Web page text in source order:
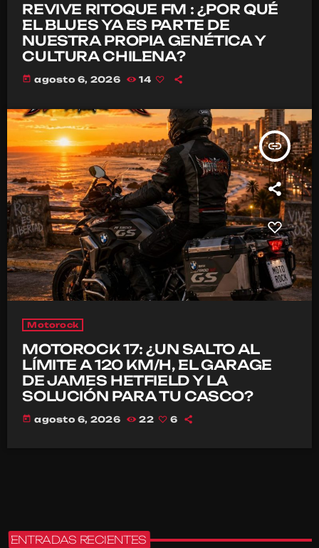
REVIVE RITOQUE FM : ¿POR QUÉ
EL BLUES YA ES PARTE DE
NUESTRA PROPIA GENÉTICA Y
CULTURA CHILENA?
today agosto 6, 2026 14
insert_link
Motorock
MOTOROCK 17: ¿UN SALTO AL
LÍMITE A 120 KM/H, EL GARAGE
DE JAMES HETFIELD Y LA
SOLUCIÓN PARA TU CASCO?
today agosto 6, 2026 22 6
ENTRADAS RECIENTES